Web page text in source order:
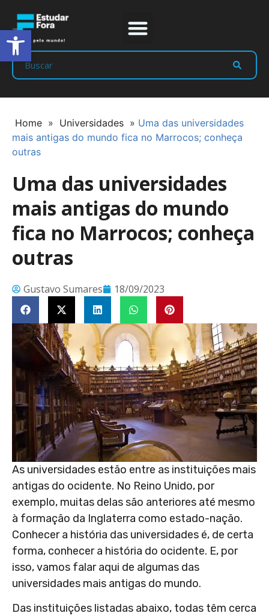
Home » Universidades » Uma das universidades
mais antigas do mundo fica no Marrocos; conheça
outras
Uma das universidades
mais antigas do mundo
fica no Marrocos; conheça
outras
Gustavo Sumares 18/09/2023
As universidades estão entre as instituições mais
antigas do ocidente. No Reino Unido, por
exemplo, muitas delas são anteriores até mesmo
à formação da Inglaterra como estado-nação.
Conhecer a história das universidades é, de certa
forma, conhecer a história do ocidente. E, por
isso, vamos falar aqui de algumas das
universidades mais antigas do mundo.
Das instituições listadas abaixo, todas têm cerca
Abrir a barra de ferramentas